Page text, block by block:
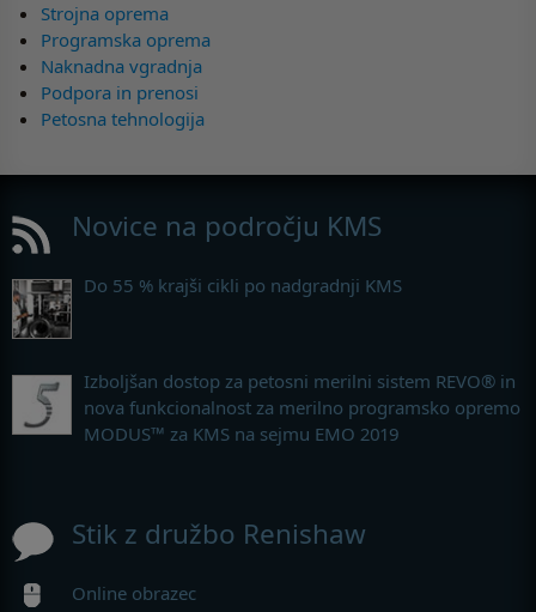
Strojna oprema
Programska oprema
Naknadna vgradnja
Podpora in prenosi
Petosna tehnologija
Novice na področju KMS
Do 55 % krajši cikli po nadgradnji KMS
Izboljšan dostop za petosni merilni sistem REVO® in
nova funkcionalnost za merilno programsko opremo
MODUS™ za KMS na sejmu EMO 2019
Stik z družbo Renishaw
Online obrazec